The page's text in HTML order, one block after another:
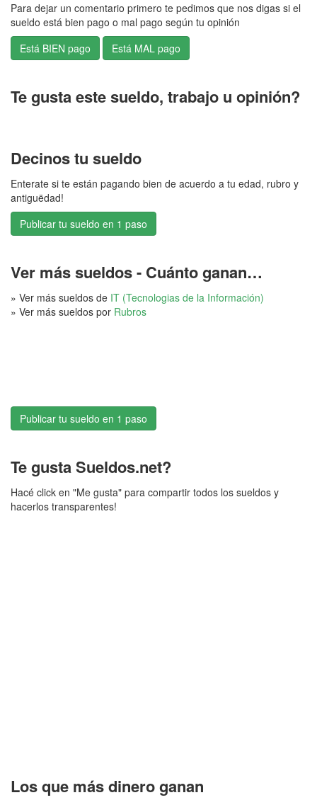
Para dejar un comentario primero te pedimos que nos digas si el
sueldo está bien pago o mal pago según tu opinión
Te gusta este sueldo, trabajo u opinión?
Decinos tu sueldo
Enterate si te están pagando bien de acuerdo a tu edad, rubro y
antiguëdad!
Publicar tu sueldo en 1 paso
Ver más sueldos - Cuánto ganan…
» Ver más sueldos de IT (Tecnologias de la Información)
» Ver más sueldos por Rubros
Publicar tu sueldo en 1 paso
Te gusta Sueldos.net?
Hacé click en "Me gusta" para compartir todos los sueldos y
hacerlos transparentes!
Los que más dinero ganan